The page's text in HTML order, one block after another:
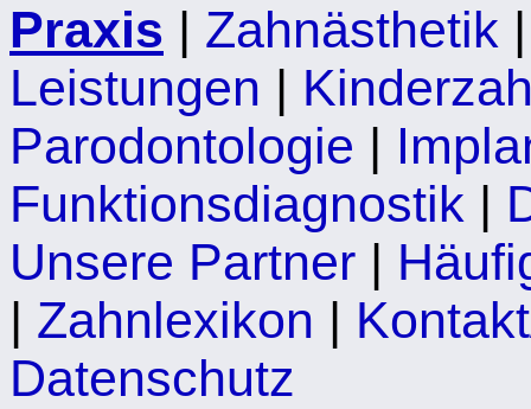
Praxis | Zahnästhetik
Leistungen |
Parodontologie |
Funktionsdiagnostik |
Unsere Partner |
| Zahnlexikon |
Datenschutz